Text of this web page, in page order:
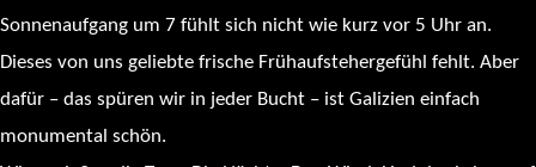
Sonnenaufgang um 7 fühlt sich nicht wie kurz vor 5 Uhr an.
Dieses von uns geliebte frische Frühaufstehergefühl fehlt. Aber
dafür – das spüren wir in jeder Bucht – ist Galizien einfach
monumental schön.